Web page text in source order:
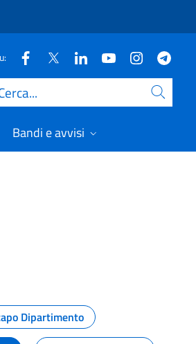
Bandi e avvisi
Dipartimento